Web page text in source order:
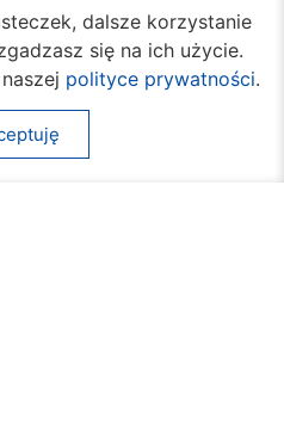
dalsze korzystanie
się na ich użycie.
polityce prywatności.